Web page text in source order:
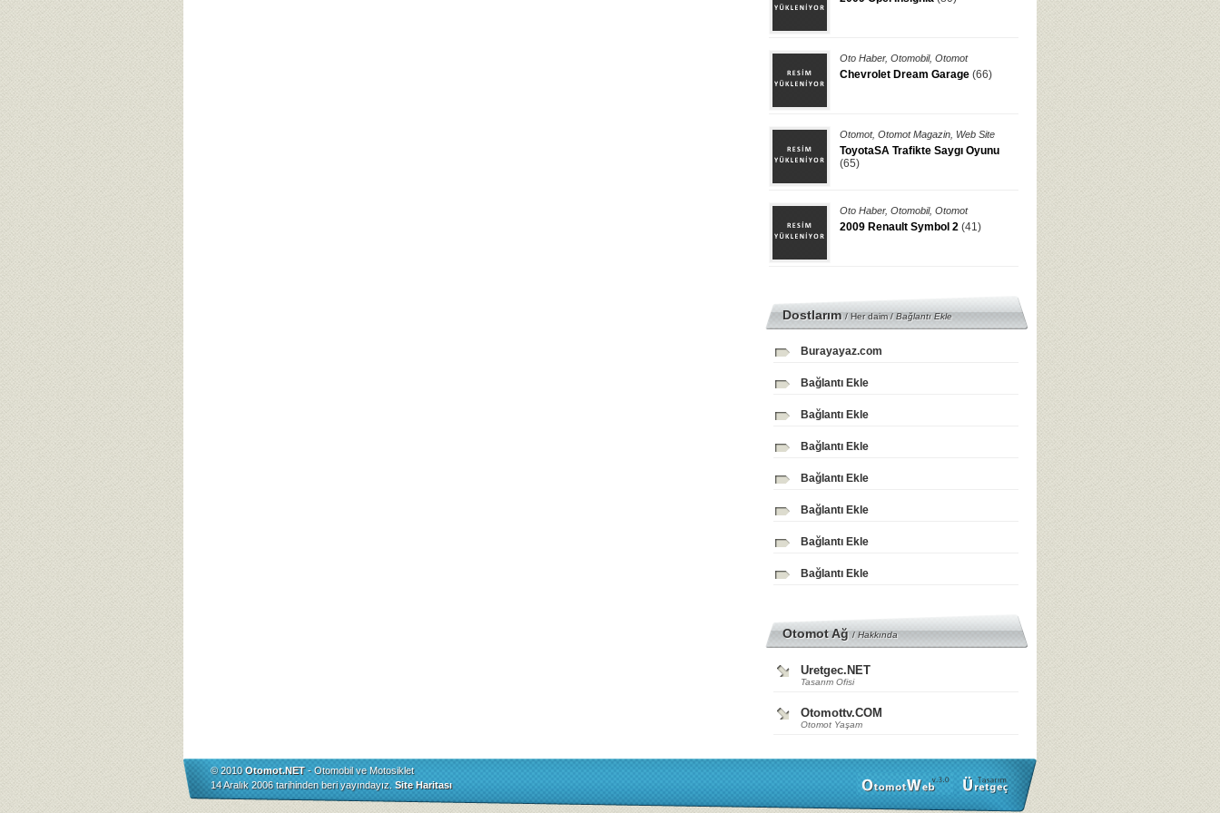
Oto Haber, Otomobil, Otomot
Chevrolet Dream Garage (66)
Otomot, Otomot Magazin Web Site
ToyotaSA Trafikte Saygı Oyunu
(65)
Oto Haber, Otomobil, Otomot
2009 Renault Symbol 2 (41)
Dostlarım/ Her daim /Bağlantı Ekle
Burayayaz.com
Bağlantı Ekle
Bağlantı Ekle
Bağlantı Ekle
Bağlantı Ekle
Bağlantı Ekle
Bağlantı Ekle
Bağlantı Ekle
Otomot Ağ/Hakkında
Uretgec.NET
Tasarım Ofisi
Otomottv.COM
Otomot Yaşam
© 2010Otomot.NET- Otomobil ve Motosiklet
14 Aralık 2006 tarihinden beri yayındayız. Site Haritası